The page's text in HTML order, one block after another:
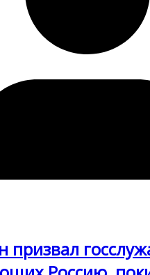
призвал